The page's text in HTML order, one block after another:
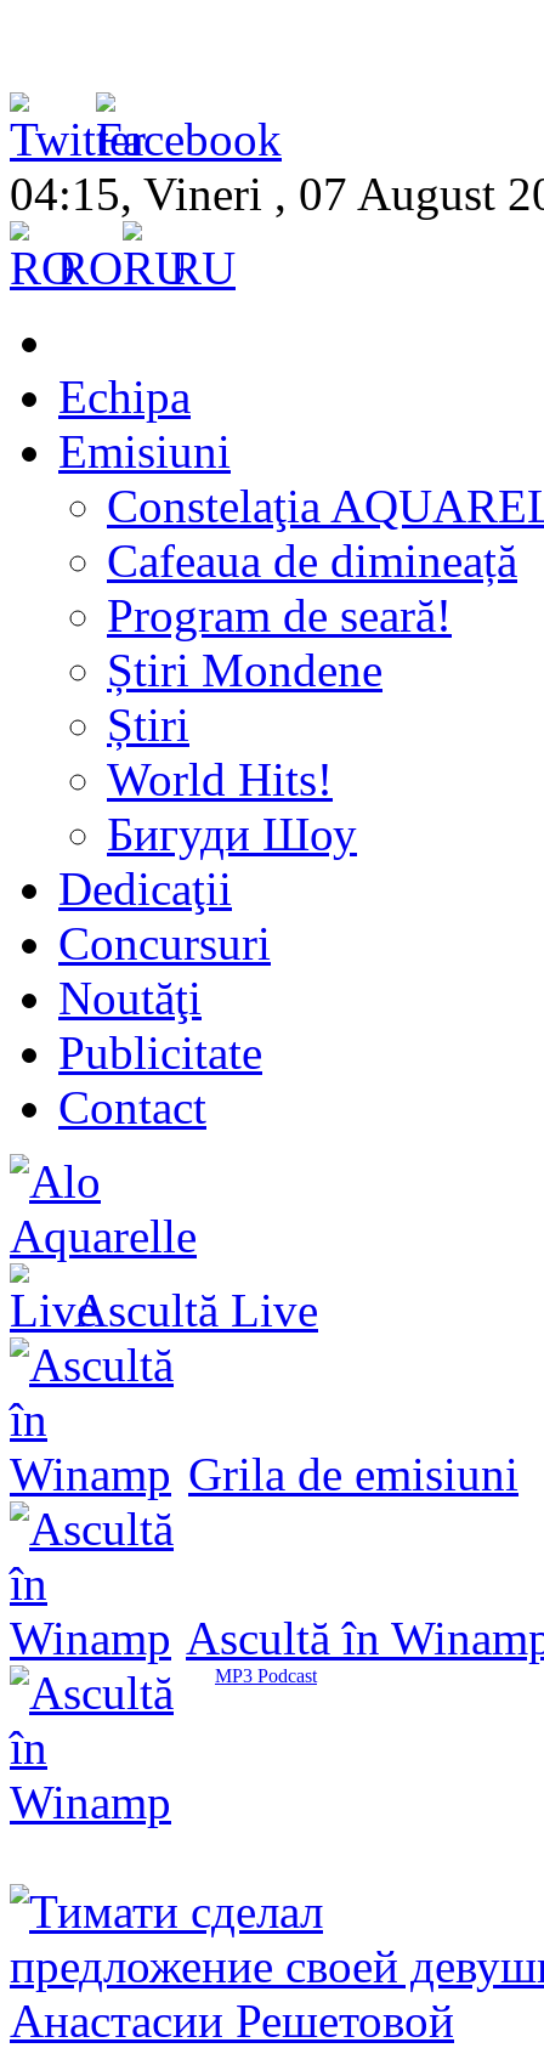
04:15, Vineri , 07 August
RO
RU
Echipa
Emisiuni
Constelaţia
Cafeaua de dimineață
Program de seară!
Știri Mondene
Știri
World Hits!
Бигуди Шоу
Dedicaţii
Concursuri
Noutăţi
Publicitate
Contact
Ascultă Live
Grila de emisiuni
Ascultă în
MP3 Podcast